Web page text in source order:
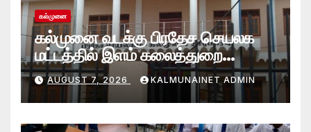
கல்முனை
கல்முனை வடக்கு பிரதேச செயலக
மட்டத்தில் இளம் கலைத்துறை
சாதனையாளர்களை உருவாக்கும்
தேசியஇளைஞர்விருது_விழா 2026
AUGUST 7, 2026 KALMUNAINET ADMIN